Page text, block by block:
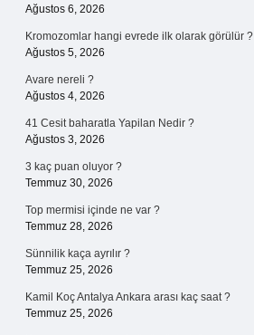
Ağustos 6, 2026
Kromozomlar hangi evrede ilk olarak görülür ?
Ağustos 5, 2026
Avare nereli ?
Ağustos 4, 2026
41 Cesit baharatla Yapilan Nedir ?
Ağustos 3, 2026
3 kaç puan oluyor ?
Temmuz 30, 2026
Top mermisi içinde ne var ?
Temmuz 28, 2026
Sünnilik kaça ayrılır ?
Temmuz 25, 2026
Kamil Koç Antalya Ankara arası kaç saat ?
Temmuz 25, 2026